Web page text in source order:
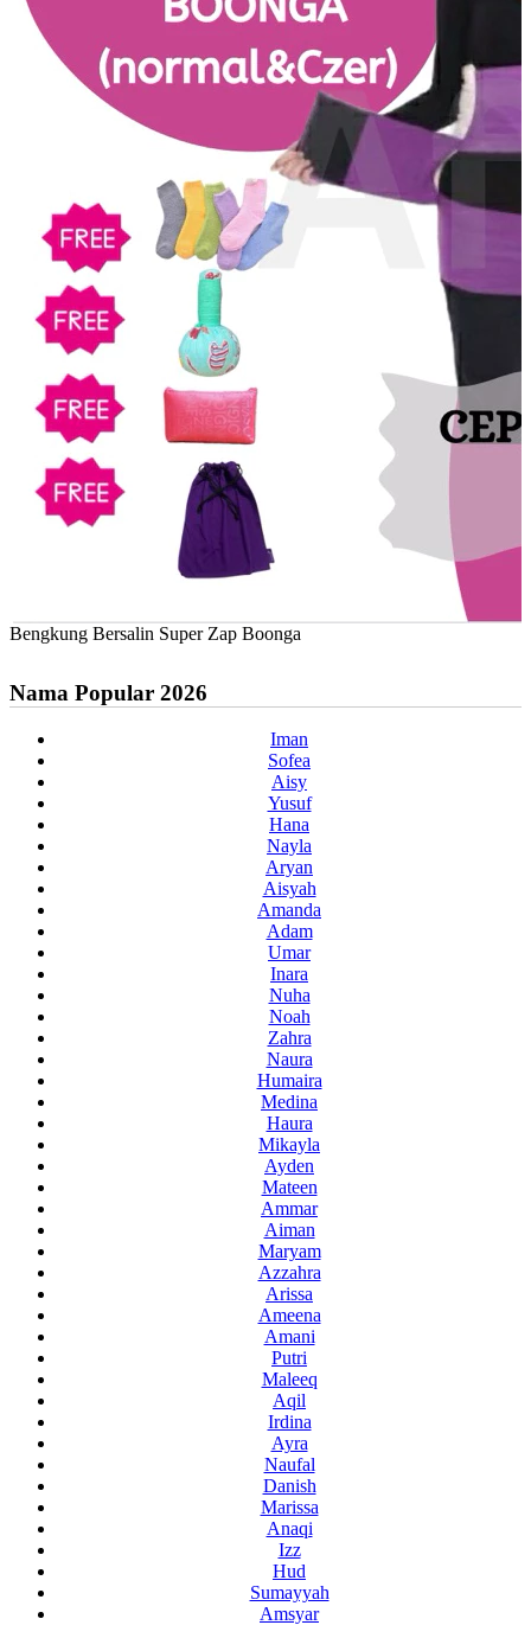
Bengkung Bersalin Super Zap Boonga
Nama Popular 2026
Iman
Sofea
Aisy
Yusuf
Hana
Nayla
Aryan
Aisyah
Amanda
Adam
Umar
Inara
Nuha
Noah
Zahra
Naura
Humaira
Medina
Haura
Mikayla
Ayden
Mateen
Ammar
Aiman
Maryam
Azzahra
Arissa
Ameena
Amani
Putri
Maleeq
Aqil
Irdina
Ayra
Naufal
Danish
Marissa
Anaqi
Izz
Hud
Sumayyah
Amsyar